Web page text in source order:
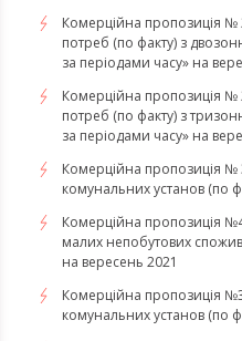
Комерційна пропозиція
потреб (по факту) з
за періодами часу» на
Комерційна пропозиція №
потреб (по факту) з
за періодами часу» на
Комерційна пропозиція
комунальних установ (по
Комерційна пропозиція
малих непобутових
на вересень 2021
Комерційна пропозиція
комунальних установ (по